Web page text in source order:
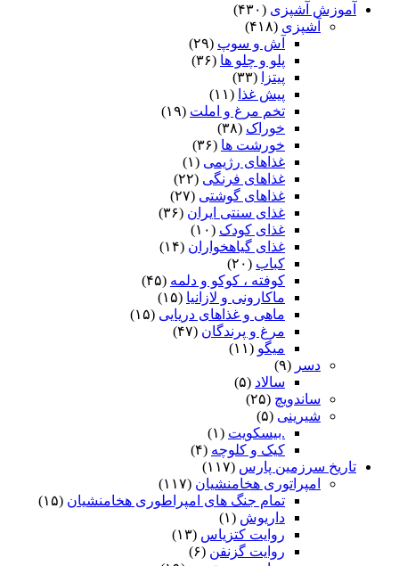
آموزش آشپزی (۴۳۰)
آشپزی (۴۱۸)
آش و سوپ (۲۹)
پلو و چلو ها (۳۶)
پیتزا
(۳۳)
پیش غذا (۱۱)
تخم مرغ و املت (۱۹)
خوراک (۳۸)
خورشت ها (۳۶)
غذاهای رژیمی (۱)
غذاهای فرنگی (۲۲)
غذاهای گوشتی (۲۷)
غذای سنتی ایران (۳۶)
غذای کودک (۱۰)
غذای گیاهخواران (۱۴)
کباب (۲۰)
کوفته ، کوکو و دلمه (۴۵)
ماکارونی و لازانیا (۱۵)
ماهی و غذاهای دریایی (۱۵)
مرغ و پرندگان (۴۷)
میگو (۱۱)
دسر (۹)
سالاد (۵)
ساندویچ (۲۵)
شیرینی (۵)
.بیسکویت (۱)
کیک و کلوچه (۴)
تاریخ سرزمین پارس (۱۱۷)
امپراتوری هخامنشیان (۱۱۷)
تمام جنگ های امپراطوری هخامنشیان (۱۵)
داریوش (۱)
روایت کتزیاس (۱۳)
روایت گزنفن (۶)